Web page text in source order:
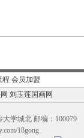
程 会员加盟
刘玉莲国画网
学城北 邮编：100079
18gong